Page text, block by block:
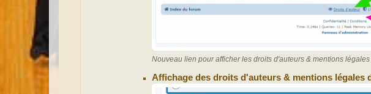
Nouveau lien pour afficher les droits d'auteurs & mentions
Affichage des droits d'auteurs & mentions légales